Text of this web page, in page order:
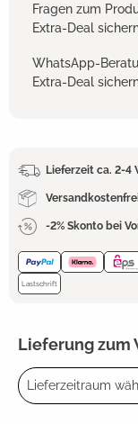
Fragen zum
Extra-Deal
WhatsApp-
Extra-Deal
Lieferzeit ca. 2-4
-2% Skonto bei
Lastschrift
Lieferung zum
Lieferzeitraum